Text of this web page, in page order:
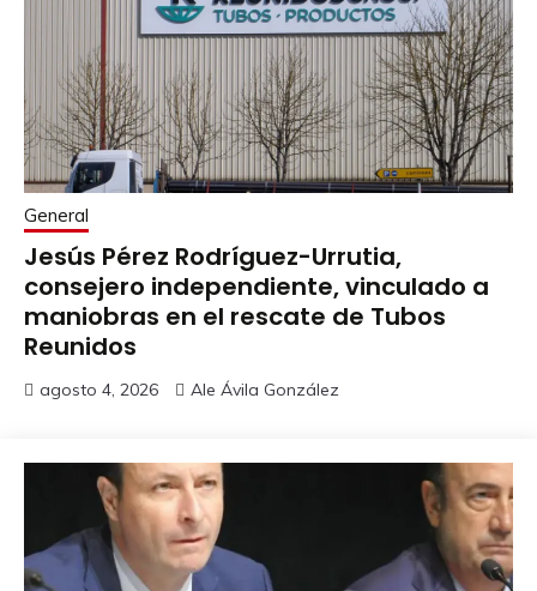
General
Jesús Pérez Rodríguez-Urrutia,
consejero independiente, vinculado a
maniobras en el rescate de Tubos
Reunidos
agosto 4, 2026 Ale Ávila González